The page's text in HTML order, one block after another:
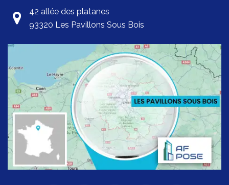
42 allée des platanes
93320 Les Pavillons Sous Bois